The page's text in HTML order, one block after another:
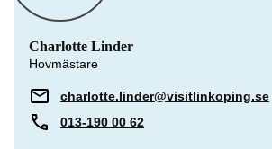
Charlotte Linder
Hovmästare
charlotte.linder@visitlinkoping.se
013-190 00 62